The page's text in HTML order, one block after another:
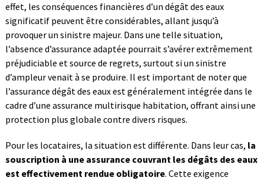
effet, les conséquences financières d’un dégât des eaux
significatif peuvent être considérables, allant jusqu’à
provoquer un sinistre majeur. Dans une telle situation,
l’absence d’assurance adaptée pourrait s’avérer extrêmement
préjudiciable et source de regrets, surtout si un sinistre
d’ampleur venait à se produire. Il est important de noter que
l’assurance dégât des eaux est généralement intégrée dans le
cadre d’une assurance multirisque habitation, offrant ainsi une
protection plus globale contre divers risques.
Pour les locataires, la situation est différente. Dans leur cas, la
souscription à une assurance couvrant les dégâts des eaux
est effectivement rendue obligatoire. Cette exigence